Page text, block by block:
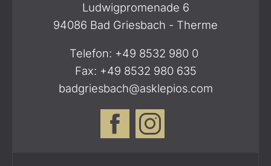
Ludwigpromenade 6
94086 Bad Griesbach - Therme
Telefon: +49 8532 980 0
Fax: +49 8532 980 635
badgriesbach@asklepios.com